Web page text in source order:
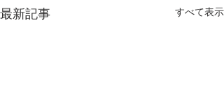
最新記事 すべて表示